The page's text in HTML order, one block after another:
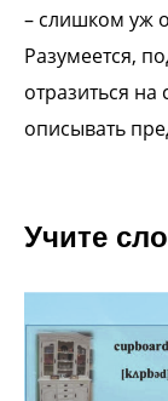
– слишком уж
Разумеется,
отразиться
описывать
Учите